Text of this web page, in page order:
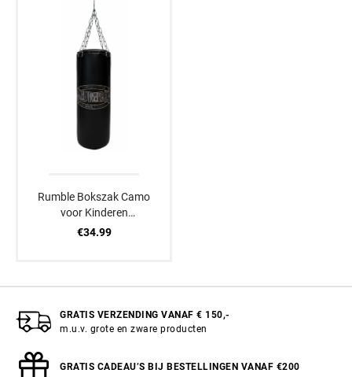
Rumble Bokszak Camo
voor Kinderen
Zwart/Goud 2.0
€34.99
GRATIS VERZENDING VANAF € 150,-
m.u.v. grote en zware producten
GRATIS CADEAU’S BIJ BESTELLINGEN VANAF €200